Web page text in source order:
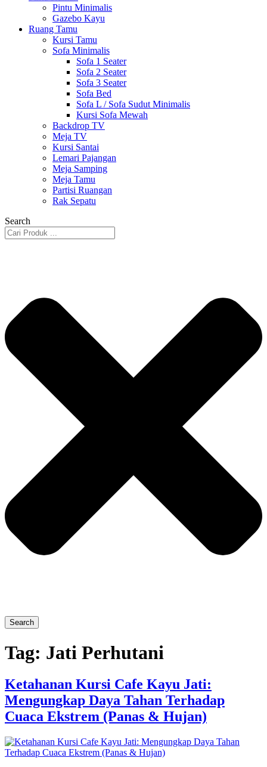
Pintu Minimalis
Gazebo Kayu
Ruang Tamu
Kursi Tamu
Sofa Minimalis
Sofa 1 Seater
Sofa 2 Seater
Sofa 3 Seater
Sofa Bed
Sofa L / Sofa Sudut Minimalis
Kursi Sofa Mewah
Backdrop TV
Meja TV
Kursi Santai
Lemari Pajangan
Meja Samping
Meja Tamu
Partisi Ruangan
Rak Sepatu
Search
Search
Tag: Jati Perhutani
Ketahanan Kursi Cafe Kayu Jati:
Mengungkap Daya Tahan Terhadap
Cuaca Ekstrem (Panas & Hujan)